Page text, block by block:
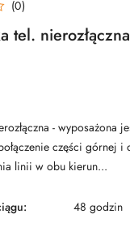
tel.
(0)
- wyposażona
części górnej i
linii w obu kierun...
48 godzin